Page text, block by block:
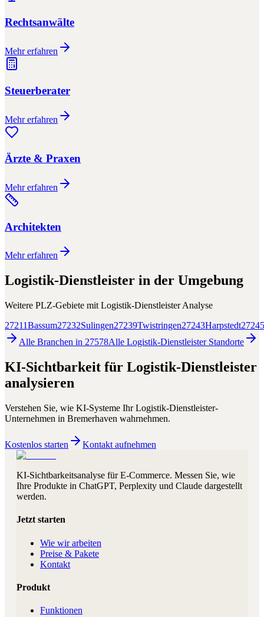
Rechtsanwälte
Mehr erfahren
Steuerberater
Mehr erfahren
Ärzte & Praxen
Mehr erfahren
Architekten
Mehr erfahren
Logistik-Dienstleister in der Umgebung
Weitere PLZ-Gebiete mit Logistik-DienstleisterAnalyse
27211Bassum27232Sulingen27239Twistringen27243Harpstedt27245
Alle Branchen in 27578Alle Logistik-DienstleisterStandorte
KI-Sichtbarkeit für Logistik-Dienstleister
analysieren
Verstehen Sie, wie KI-Systeme IhrLogistik-Dienstleister-
Unternehmen in Bremerhaven wahrnehmen.
Kostenlos starten Kontakt aufnehmen
KI-Sichtbarkeitsanalyse für E-Commerce. Messen Sie, wie
Ihre Produkte in ChatGPT, Perplexity und Claude dargestellt
werden.
Jetzt starten
Wie wir arbeiten
Preise & Pakete
Kontakt
Produkt
Funktionen